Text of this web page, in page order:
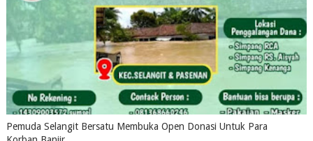
Pemuda Selangit Bersatu Membuka Open Donasi Untuk Para